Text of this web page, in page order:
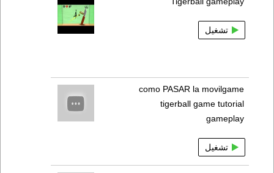
تشغيل
como PASAR la movilgame
tigerball game tutorial
gameplay
تشغيل